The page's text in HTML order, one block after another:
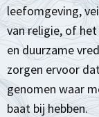
leefomgeving,
van religie, of
en duurzame
zorgen ervoor
genomen waar
baat bij hebben.